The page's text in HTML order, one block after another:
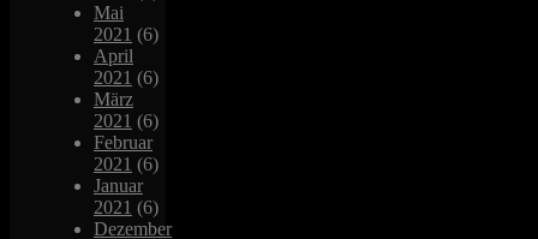
Mai
2021 (6)
April
2021 (6)
März
2021 (6)
Februar
2021 (6)
Januar
2021 (6)
Dezember